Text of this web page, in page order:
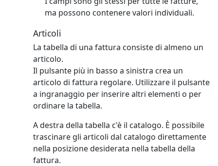
ma possono contenere valori individuali.
Articoli
La tabella di una fattura consiste di almeno un
articolo.
Il pulsante più in basso a sinistra crea un
articolo di fattura regolare. Utilizzare il pulsante
a ingranaggio per inserire altri elementi o per
ordinare la tabella.
A destra della tabella c'è il catalogo. È possibile
trascinare gli articoli dal catalogo direttamente
nella posizione desiderata nella tabella della
fattura.